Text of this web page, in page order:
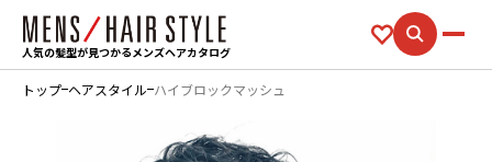
人気の髪型が見つかるメンズヘアカタログ
トップ ヘアスタイル ハイブロックマッシュ